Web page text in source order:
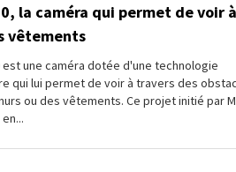
la caméra qui permet de voir à
vêtements
est une caméra dotée d'une technologie
qui lui permet de voir à travers des
ou des vêtements. Ce projet initié par